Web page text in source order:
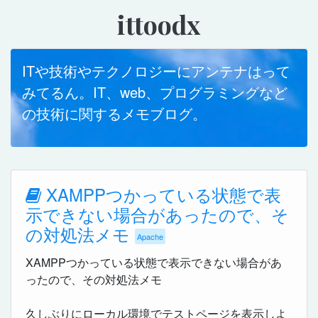
ittoodx
ITや技術やテクノロジーにアンテナはって
みてるん。IT、web、プログラミングなど
の技術に関するメモブログ。
XAMPPつかっている状態で表
示できない場合があったので、そ
の対処法メモ
Apache
XAMPPつかっている状態で表示できない場合があ
ったので、その対処法メモ
久しぶりにローカル環境でテストページを表示しよ